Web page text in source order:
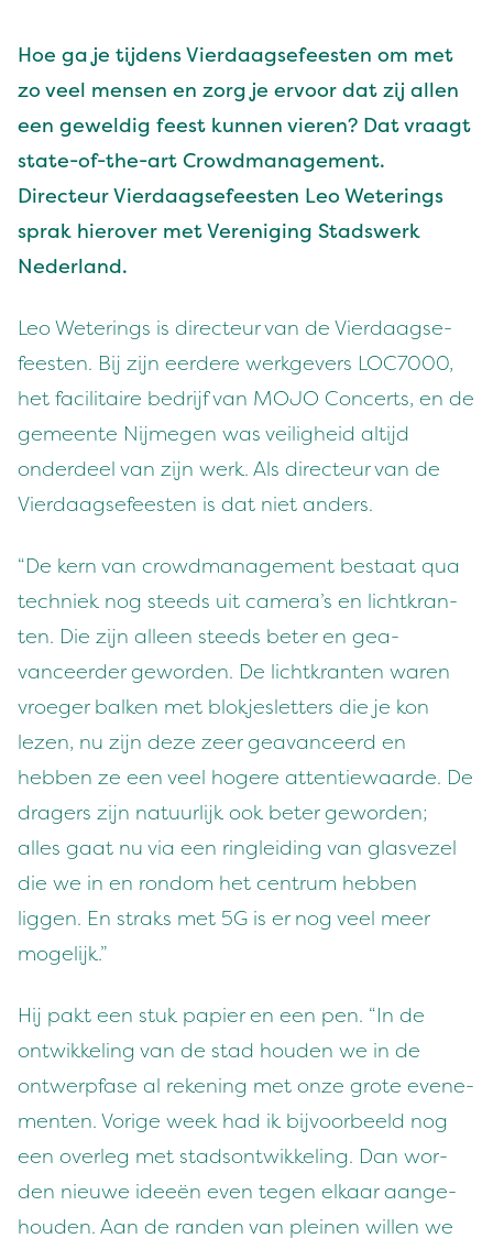
Hoe ga je tij­dens Vier­daagse­feesten om met
zo veel mensen en zorg je ervoor dat zij allen
een geweldig feest kun­nen vieren? Dat vraagt
state-of-the-art Crowd­man­age­ment.
Directeur Vier­daagse­feesten Leo Weter­ings
sprak hierover met Verenig­ing Stadswerk
Nederland.
Leo Weter­ings is directeur van de Vier­daagse­
feesten. Bij zijn eerdere werkgev­ers LOC7000,
het facil­i­taire bedri­jf van MOJO Con­certs, en de
gemeente Nijmegen was vei­ligheid alti­jd
onderdeel van zijn werk. Als directeur van de
Vier­daagse­feesten is dat niet anders.
“De kern van crowd­man­age­ment bestaat qua
tech­niek nog steeds uit camera’s en lichtkran­
ten. Die zijn alleen steeds beter en gea­
vanceerder gewor­den. De lichtkran­ten waren
vroeger balken met blok­jeslet­ters die je kon
lezen, nu zijn deze zeer gea­vanceerd en
hebben ze een veel hogere atten­tiewaarde. De
dragers zijn natu­urlijk ook beter gewor­den;
alles gaat nu via een ringlei­d­ing van glasvezel
die we in en ron­dom het cen­trum hebben
liggen. En straks met 5G is er nog veel meer
mogelijk.”
Hij pakt een stuk papi­er en een pen. “In de
ontwik­kel­ing van de stad houden we in de
ontwerp­fase al reken­ing met onze grote even­e­
menten. Vorige week had ik bijvoor­beeld nog
een over­leg met stad­son­twik­kel­ing. Dan wor­
den nieuwe ideeën even tegen elka­ar aange­
houden. Aan de ran­den van pleinen willen we